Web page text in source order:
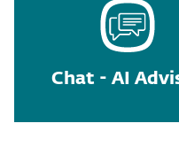
Chat - AI